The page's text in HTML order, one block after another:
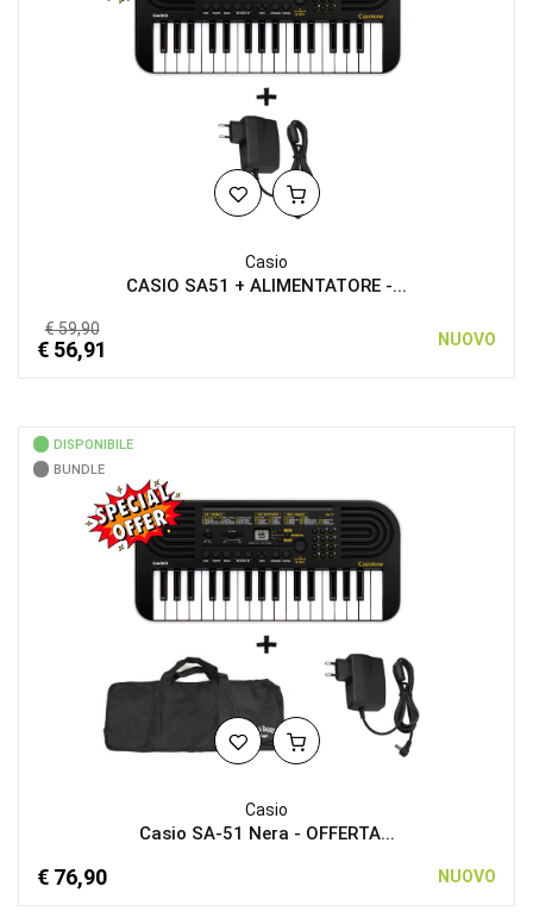
Casio
CASIO SA51 + ALIMENTATORE -...
€ 59,90
€ 56,91 NUOVO
DISPONIBILE
BUNDLE
Casio
Casio SA-51 Nera - OFFERTA...
€ 76,90 NUOVO